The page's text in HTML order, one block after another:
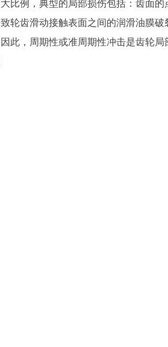
比例，典型的局部损伤包括：齿面
轮齿滑动接触表面之间的润滑油膜
此，周期性或准周期性冲击是齿轮局